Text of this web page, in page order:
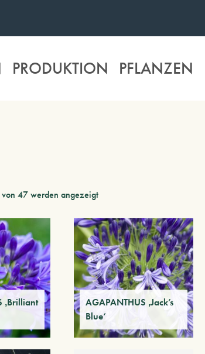
PRODUKTION PFLANZEN
47 werden angezeigt
‚Brilliant
AGAPANTHUS ‚Jack’s
Blue‘